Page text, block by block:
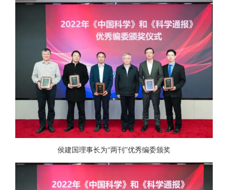
侯建国理事长为“两刊”优秀编委颁奖